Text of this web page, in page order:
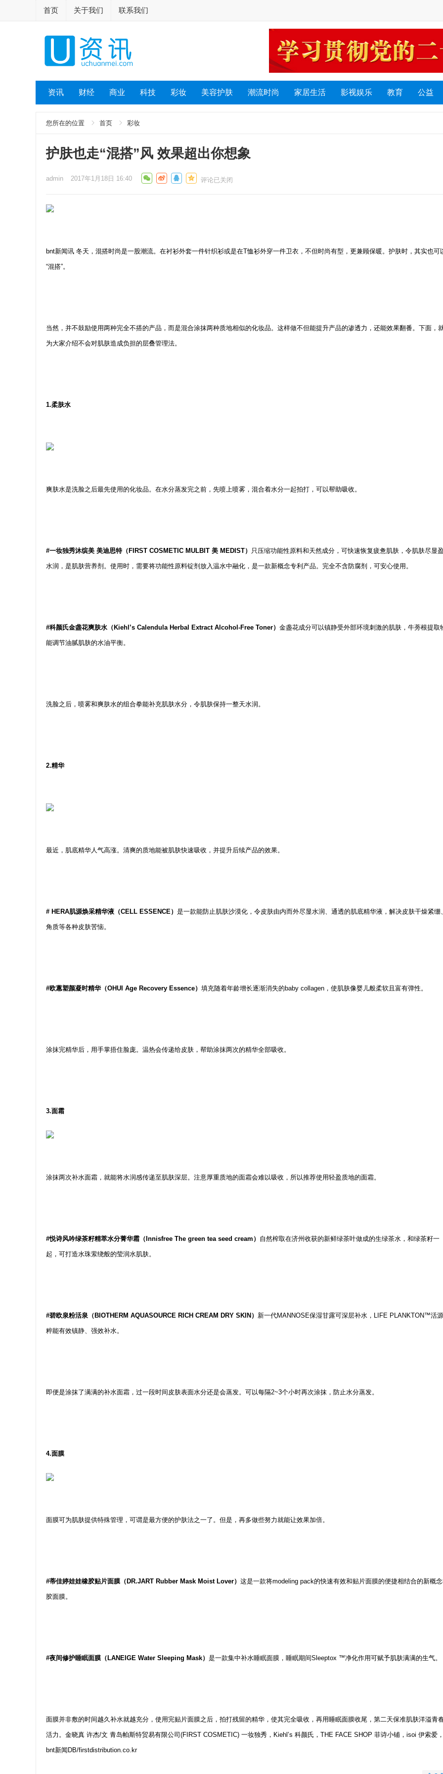
首页 关于我们 联系我们
资讯 财经 商业 科技 彩妆 美容护肤 潮流时尚 家居生活 影视娱乐 教育 公益
您所在的位置 首页 彩妆
护肤也走“混搭”风 效果超出你想象
admin 2017年1月18日 16:40 评论已关闭
bnt新闻讯 冬天，混搭时尚是一股潮流。在衬衫外套一件针织衫或是在T恤衫外穿一件卫衣，不但时尚有型，更兼顾保暖。护肤时，其实也可
“混搭”。
当然，并不鼓励使用两种完全不搭的产品，而是混合涂抹两种质地相似的化妆品。这样做不但能提升产品的渗透力，还能效果翻番。下面，
为大家介绍不会对肌肤造成负担的层叠管理法。
1.柔肤水
爽肤水是洗脸之后最先使用的化妆品。在水分蒸发完之前，先喷上喷雾，混合着水分一起拍打，可以帮助吸收。
#一妆独秀沐缤美 美迪思特（FIRST COSMETIC MULBIT 美 MEDIST） 只压缩功能性原料和天然成分，可快速恢复疲惫肌肤，令肌肤尽显
水润，是肌肤营养剂。使用时，需要将功能性原料锭剂放入温水中融化，是一款新概念专利产品。完全不含防腐剂，可安心使用。
#科颜氏金盏花爽肤水（Kiehl’s Calendula Herbal Extract Alcohol-Free Toner） 金盏花成分可以镇静受外部环境刺激的肌肤，牛蒡根提取
能调节油腻肌肤的水油平衡。
洗脸之后，喷雾和爽肤水的组合拳能补充肌肤水分，令肌肤保持一整天水润。
2.精华
最近，肌底精华人气高涨。清爽的质地能被肌肤快速吸收，并提升后续产品的效果。
# HERA肌源焕采精华液（CELL ESSENCE） 是一款能防止肌肤沙漠化，令皮肤由内而外尽显水润、通透的肌底精华液，解决皮肤干燥紧绷
角质等各种皮肤苦恼。
#欧蕙塑颜凝时精华（OHUI Age Recovery Essence） 填充随着年龄增长逐渐消失的baby collagen，使肌肤像婴儿般柔软且富有弹性。
涂抹完精华后，用手掌捂住脸庞。温热会传递给皮肤，帮助涂抹两次的精华全部吸收。
3.面霜
涂抹两次补水面霜，就能将水润感传递至肌肤深层。注意厚重质地的面霜会难以吸收，所以推荐使用轻盈质地的面霜。
#悦诗风吟绿茶籽精萃水分菁华霜（Innisfree The green tea seed cream） 自然榨取在济州收获的新鲜绿茶叶做成的生绿茶水，和绿茶籽一
起，可打造水珠萦绕般的莹润水肌肤。
#碧欧泉粉活泉（BIOTHERM AQUASOURCE RICH CREAM DRY SKIN） 新一代MANNOSE保湿甘露可深层补水，LIFE PLANKTON™活
粹能有效镇静、强效补水。
即便是涂抹了满满的补水面霜，过一段时间皮肤表面水分还是会蒸发。可以每隔2~3个小时再次涂抹，防止水分蒸发。
4.面膜
面膜可为肌肤提供特殊管理，可谓是最方便的护肤法之一了。但是，再多做些努力就能让效果加倍。
#蒂佳婷娃娃橡胶贴片面膜（DR.JART Rubber Mask Moist Lover） 这是一款将modeling pack的快速有效和贴片面膜的便捷相结合的新概
胶面膜。
#夜间修护睡眠面膜（LANEIGE Water Sleeping Mask） 是一款集中补水睡眠面膜，睡眠期间Sleeptox ™净化作用可赋予肌肤满满的生气。
面膜并非敷的时间越久补水就越充分，使用完贴片面膜之后，拍打残留的精华，使其完全吸收，再用睡眠面膜收尾，第二天保准肌肤洋溢青
活力。金晓真 许杰/文 青岛帕斯特贸易有限公司(FIRST COSMETIC) 一妆独秀，Kiehl’s 科颜氏，THE FACE SHOP 菲诗小铺，isoi 伊索爱
bnt新闻DB/firstdistribution.co.kr